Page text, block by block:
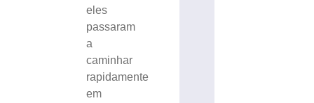
eles
passaram
a
caminhar
rapidamente
em